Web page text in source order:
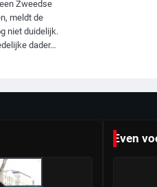
Zweedse
meldt de
niet duidelijk.
dader…
Even